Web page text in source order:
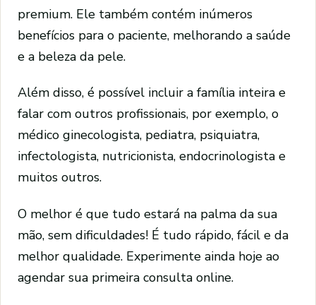
premium. Ele também contém inúmeros
benefícios para o paciente, melhorando a saúde
e a beleza da pele.
Além disso, é possível incluir a família inteira e
falar com outros profissionais, por exemplo, o
médico ginecologista, pediatra, psiquiatra,
infectologista, nutricionista, endocrinologista e
muitos outros.
O melhor é que tudo estará na palma da sua
mão, sem dificuldades! É tudo rápido, fácil e da
melhor qualidade. Experimente ainda hoje ao
agendar sua primeira consulta online.